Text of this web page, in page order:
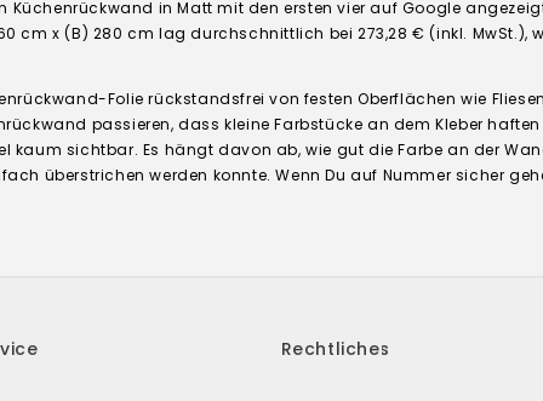
Küchenrückwand in Matt mit den ersten vier auf Google
cm x (B) 280 cm lag durchschnittlich bei 273,28 € (inkl. MwSt.),
Folie rückstandsfrei von festen Oberflächen wie
passieren, dass kleine Farbstücke an dem Kleber
kaum sichtbar. Es hängt davon ab, wie gut die Farbe an der
überstrichen werden konnte. Wenn Du auf Nummer sicher
Rechtliches